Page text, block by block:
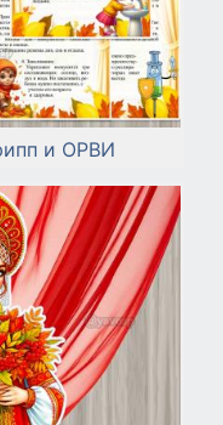
и ОРВИ